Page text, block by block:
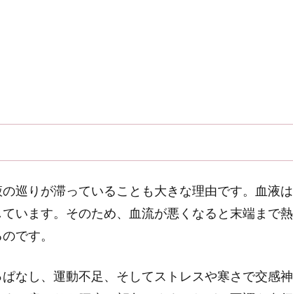
巡りが滞っていることも大きな理由です。血液は
います。そのため、血流が悪くなると末端まで熱
です。
なし、運動不足、そしてストレスや寒さで交感神